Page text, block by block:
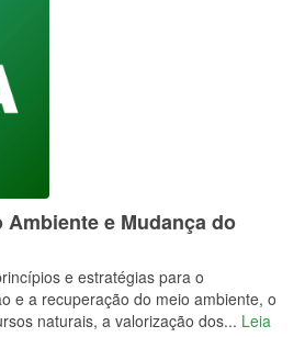
e Mudança do
e estratégias para o
e a recuperação do meio ambiente, o
naturais, a valorização dos... Leia